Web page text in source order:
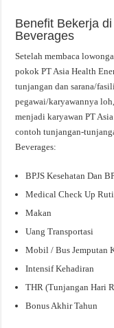
Benefit Bekerja
Beverages
Setelah membaca
pokok PT Asia Health
tunjangan dan sarana/
pegawai/karyawannya
menjadi karyawan PT
contoh tunjangan-
Beverages:
BPJS Kesehatan Dan
Medical Check Up
Makan
Uang Transportasi
Mobil / Bus Jemputan
Intensif Kehadiran
THR (Tunjangan Hari
Bonus Akhir Tahun